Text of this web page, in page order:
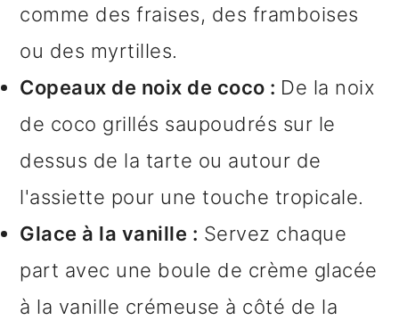
comme des fraises, des framboises
ou des myrtilles.
Copeaux de noix de coco : De la noix
de coco grillés saupoudrés sur le
dessus de la tarte ou autour de
l'assiette pour une touche tropicale.
Glace à la vanille : Servez chaque
part avec une boule de crème glacée
à la vanille crémeuse à côté de la